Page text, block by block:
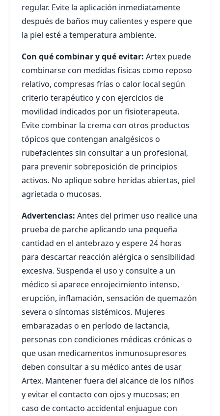
regular. Evite la aplicación inmediatamente
después de baños muy calientes y espere que
la piel esté a temperatura ambiente.
Con qué combinar y qué evitar: Artex puede
combinarse con medidas físicas como reposo
relativo, compresas frías o calor local según
criterio terapéutico y con ejercicios de
movilidad indicados por un fisioterapeuta.
Evite combinar la crema con otros productos
tópicos que contengan analgésicos o
rubefacientes sin consultar a un profesional,
para prevenir sobreposición de principios
activos. No aplique sobre heridas abiertas, piel
agrietada o mucosas.
Advertencias: Antes del primer uso realice una
prueba de parche aplicando una pequeña
cantidad en el antebrazo y espere 24 horas
para descartar reacción alérgica o sensibilidad
excesiva. Suspenda el uso y consulte a un
médico si aparece enrojecimiento intenso,
erupción, inflamación, sensación de quemazón
severa o síntomas sistémicos. Mujeres
embarazadas o en período de lactancia,
personas con condiciones médicas crónicas o
que usan medicamentos inmunosupresores
deben consultar a su médico antes de usar
Artex. Mantener fuera del alcance de los niños
y evitar el contacto con ojos y mucosas; en
caso de contacto accidental enjuague con